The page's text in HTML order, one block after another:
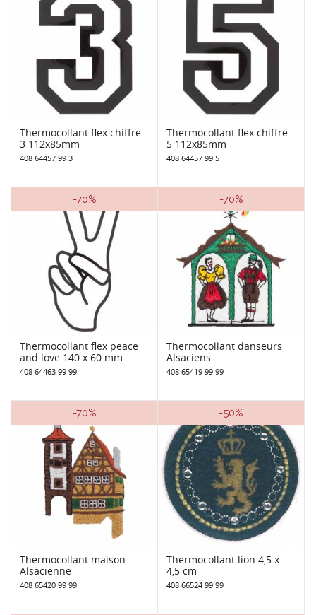
Thermocollant flex chiffre
3 112x85mm
408 64457 99 3
Thermocollant flex chiffre
5 112x85mm
408 64457 99 5
-70%
Thermocollant flex peace
and love 140 x 60 mm
408 64463 99 99
-70%
Thermocollant danseurs
Alsaciens
408 65419 99 99
-70%
Thermocollant maison
Alsacienne
408 65420 99 99
-50%
Thermocollant lion 4,5 x
4,5 cm
408 66524 99 99